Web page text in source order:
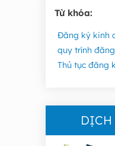
Từ khóa:
Đăng ký kinh
quy trình
Thủ tục đăng